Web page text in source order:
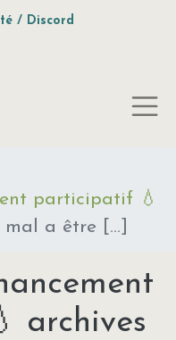
/ Discord
participatif 💧
a être [...]
archives